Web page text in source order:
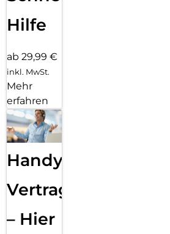
Hilfe
ab 29,99 €
inkl. MwSt.
Mehr
erfahren
Handy
Vertragsabwicklung
– Hier